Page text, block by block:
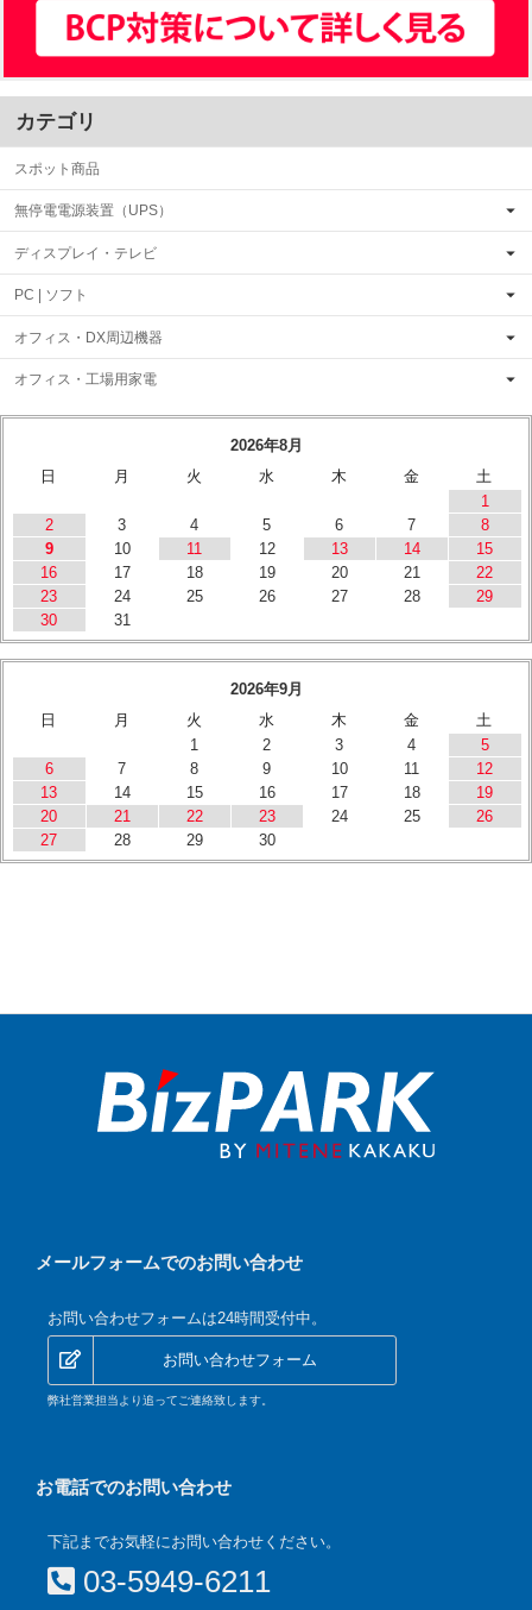
カテゴリ
スポット商品
無停電電源装置（UPS）
ディスプレイ・テレビ
PC | ソフト
オフィス・DX周辺機器
オフィス・工場用家電
2026年8月
日
月 火 水 木 金
土
1
2
3 4 5 6 7
8
9
10 11 12 13 14
15
16
17 18 19 20 21
22
23
24 25 26 27 28
29
30
31
2026年9月
日
月 火 水 木 金
土
1
2 3 4
5
6
7 8 9 10 11
12
13
14 15 16 17 18
19
20
21 22 23 24 25
26
27
28 29 30
メールフォームでのお問い合わせ
お問い合わせフォームは24時間受付中。
お問い合わせフォーム
弊社営業担当より追ってご連絡致します。
お電話でのお問い合わせ
下記までお気軽にお問い合わせください。
03-5949-6211